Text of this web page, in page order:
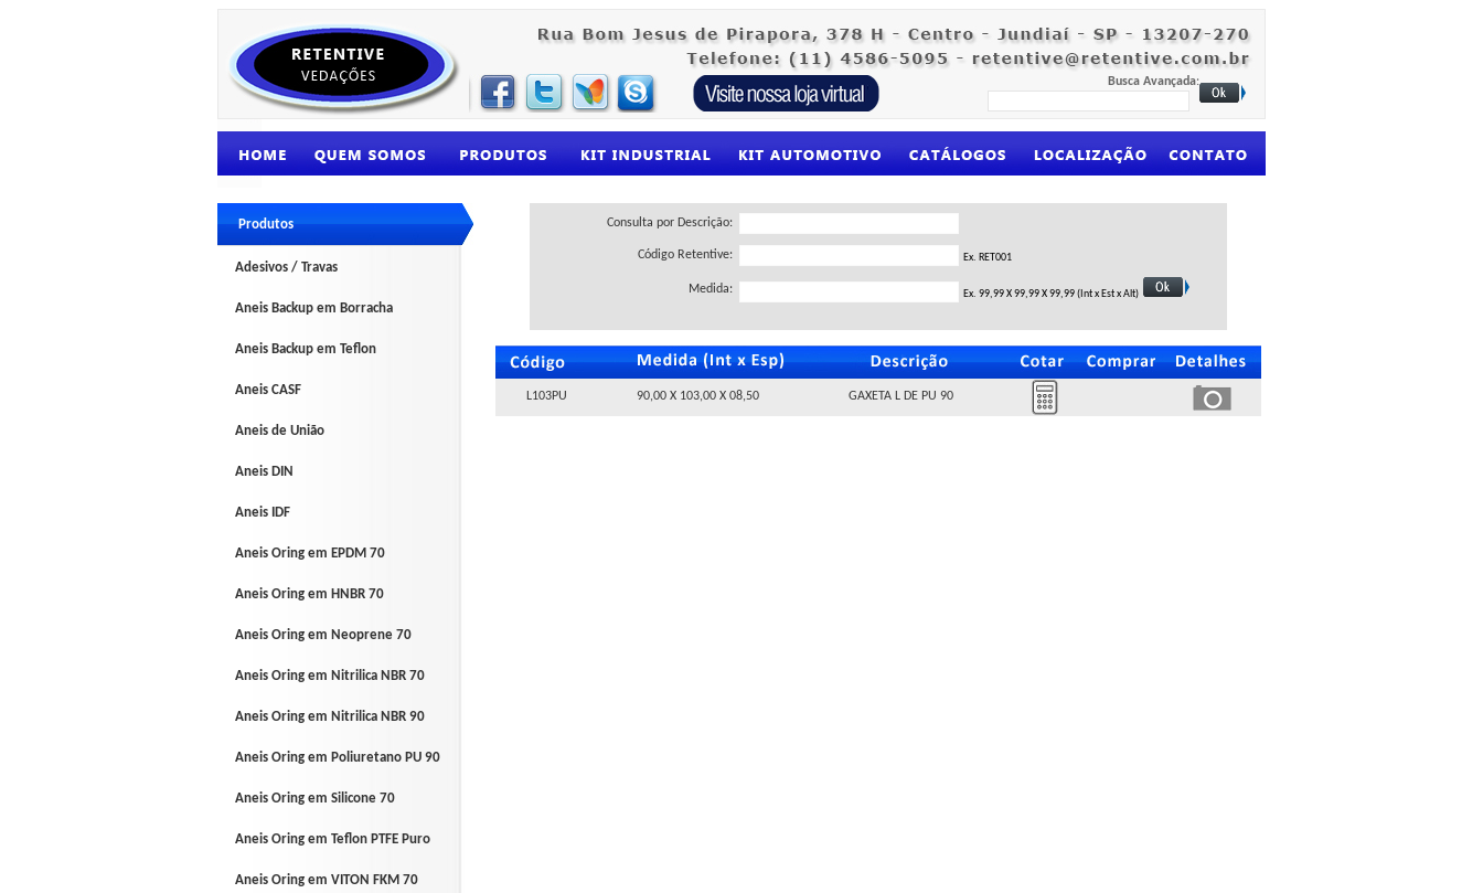
Busca Avançada:
Produtos
Adesivos / Travas
Aneis Backup em Borracha
Aneis Backup em Teflon
Aneis CASF
Aneis de União
Aneis DIN
Aneis IDF
Aneis Oring em EPDM 70
Aneis Oring em HNBR 70
Aneis Oring em Neoprene 70
Aneis Oring em Nitrilica NBR 70
Aneis Oring em Nitrilica NBR 90
Aneis Oring em Poliuretano PU 90
Aneis Oring em Silicone 70
Aneis Oring em Teflon PTFE Puro
Aneis Oring em VITON FKM 70
Consulta por Descrição:
Código Retentive: Ex. RET001
Medida: Ex. 99,99 X 99,99 X 99,99 (Int x Est x Alt)
L103PU 90,00 X 103,00 X 08,50 GAXETA L DE PU 90